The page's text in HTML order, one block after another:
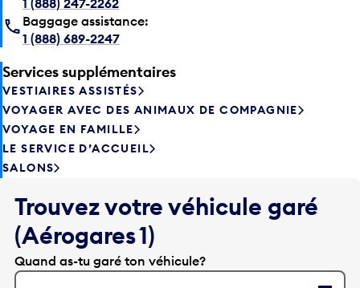
Baggage assistance:
1 (888) 689-2247
Services supplémentaires
VESTIAIRES ASSISTÉS
VOYAGER AVEC DES ANIMAUX DE COMPAGNIE
VOYAGE EN FAMILLE
LE SERVICE D’ACCUEIL
SALONS
Trouvez votre véhicule garé
(Aérogares 1)
Quand as-tu garé ton véhicule?